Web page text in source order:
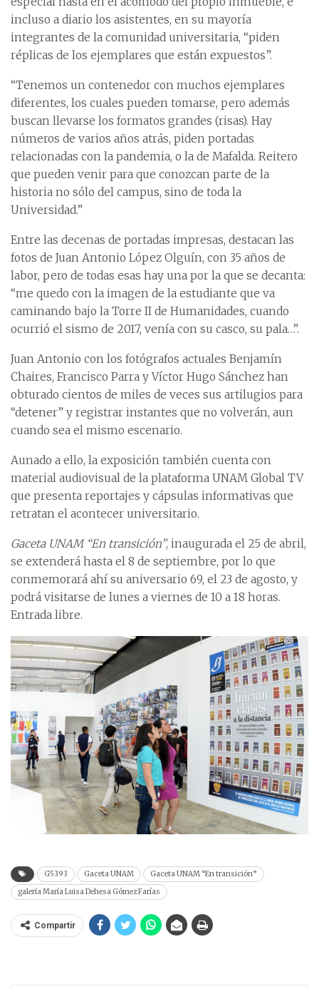
incluso a diario los asistentes, en su mayoría
integrantes de la comunidad universitaria, “piden
réplicas de los ejemplares que están expuestos”.
“Tenemos un contenedor con muchos ejemplares
diferentes, los cuales pueden tomarse, pero además
buscan llevarse los formatos grandes (risas). Hay
números de varios años atrás, piden portadas
relacionadas con la pandemia, o la de Mafalda. Reitero
que pueden venir para que conozcan parte de la
historia no sólo del campus, sino de toda la
Universidad.”
Entre las decenas de portadas impresas, destacan las
fotos de Juan Antonio López Olguín, con 35 años de
labor, pero de todas esas hay una por la que se decanta:
“me quedo con la imagen de la estudiante que va
caminando bajo la Torre II de Humanidades, cuando
ocurrió el sismo de 2017, venía con su casco, su pala…”.
Juan Antonio con los fotógrafos actuales Benjamín
Chaires, Francisco Parra y Víctor Hugo Sánchez han
obturado cientos de miles de veces sus artilugios para
“detener” y registrar instantes que no volverán, aun
cuando sea el mismo escenario.
Aunado a ello, la exposición también cuenta con
material audiovisual de la plataforma UNAM Global TV
que presenta reportajes y cápsulas informativas que
retratan el acontecer universitario.
Gaceta UNAM “En transición”, inaugurada el 25 de abril,
se extenderá hasta el 8 de septiembre, por lo que
conmemorará ahí su aniversario 69, el 23 de agosto, y
podrá visitarse de lunes a viernes de 10 a 18 horas.
Entrada libre.
G5393 Gaceta UNAM
Gaceta UNAM “En transición”
galería María Luisa Dehesa Gómez Farías
Compartir